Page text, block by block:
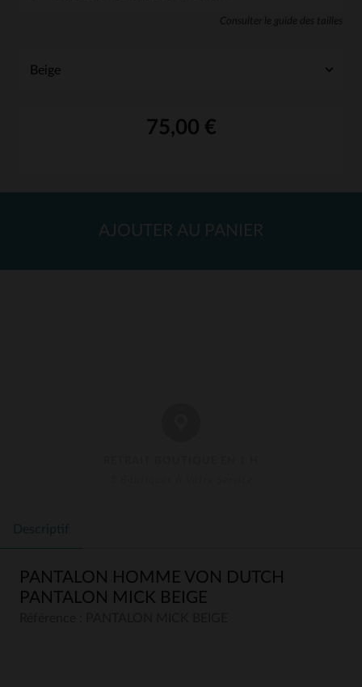
Consulter le guide des tailles
75,00 €
AJOUTER AU PANIER
Descriptif
PANTALON HOMME VON DUTCH
PANTALON MICK BEIGE